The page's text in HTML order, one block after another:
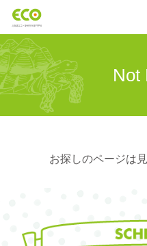
Not
お探しのページは